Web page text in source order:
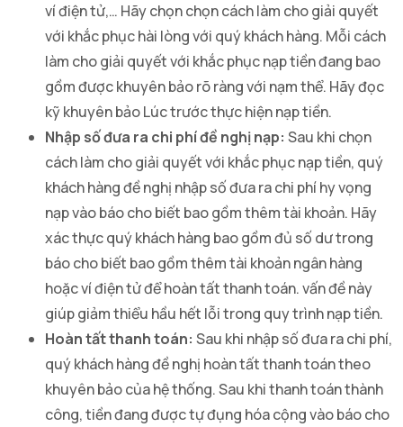
ví điện tử,… Hãy chọn chọn cách làm cho giải quyết
với khắc phục hài lòng với quý khách hàng. Mỗi cách
làm cho giải quyết với khắc phục nạp tiền đang bao
gồm được khuyên bảo rõ ràng với nạm thể. Hãy đọc
kỹ khuyên bảo Lúc trước thực hiện nạp tiền.
Nhập số đưa ra chi phí đề nghị nạp: Sau khi chọn
cách làm cho giải quyết với khắc phục nạp tiền, quý
khách hàng đề nghị nhập số đưa ra chi phí hy vọng
nạp vào báo cho biết bao gồm thêm tài khoản. Hãy
xác thực quý khách hàng bao gồm đủ số dư trong
báo cho biết bao gồm thêm tài khoản ngân hàng
hoặc ví điện tử để hoàn tất thanh toán. vấn đề này
giúp giảm thiểu hầu hết lỗi trong quy trình nạp tiền.
Hoàn tất thanh toán: Sau khi nhập số đưa ra chi phí,
quý khách hàng đề nghị hoàn tất thanh toán theo
khuyên bảo của hệ thống. Sau khi thanh toán thành
công, tiền đang được tự đụng hóa cộng vào báo cho